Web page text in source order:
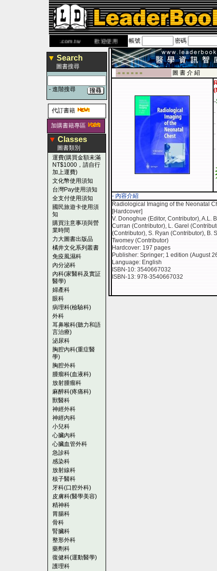
www.leaderbook.com.tw歡迎使用 國民旅遊卡！！
帳號 密碼
▼ Search
圖書搜尋
- 進階搜尋
代訂書籍
加購書籍專區
▼ Classes
圖書類別
運費(購買金額未滿
NT$1000，請自行
加上運費)
文化幣使用須知
台灣Pay使用須知
全支付使用須知
國民旅遊卡使用須
知
購買注意事項與營
業時間
力大圖書出版品
橘井文化系列叢書
免疫風濕科
內分泌科
內科(家醫科及實証
醫學)
婦產科
眼科
病理科(檢驗科)
外科
耳鼻喉科(聽力和語
言治療)
泌尿科
胸腔內科(重症醫
學)
胸腔外科
腫瘤科(血液科)
放射腫瘤科
麻醉科(疼痛科)
獸醫科
神經外科
神經內科
小兒科
心臟內科
心臟血管外科
急診科
感染科
放射線科
核子醫科
牙科(口腔外科)
皮膚科(醫學美容)
精神科
胃腸科
骨科
腎臟科
整形外科
藥劑科
復健科(運動醫學)
護理科
-■ ■ ■ ■ ■ ■
圖 書 介 紹
-
-
-
-
-
- 內容介紹
Radiological Imaging of the Neonatal
[Hardcover]
V. Donoghue (Editor, Contributor), A.L.
Curran (Contributor), L. Garel
(Contributor), S. Ryan (Contributor), B.
Twomey (Contributor)
Hardcover: 197 pages
Publisher: Springer; 1 edition (August
Language: English
ISBN-10: 3540667032
ISBN-13: 978-3540667032